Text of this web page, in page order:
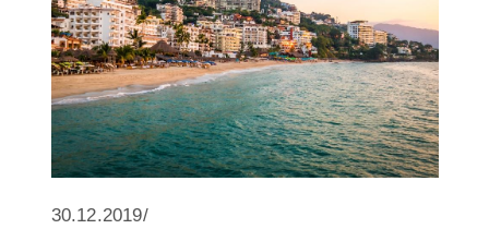
30.12.2019/